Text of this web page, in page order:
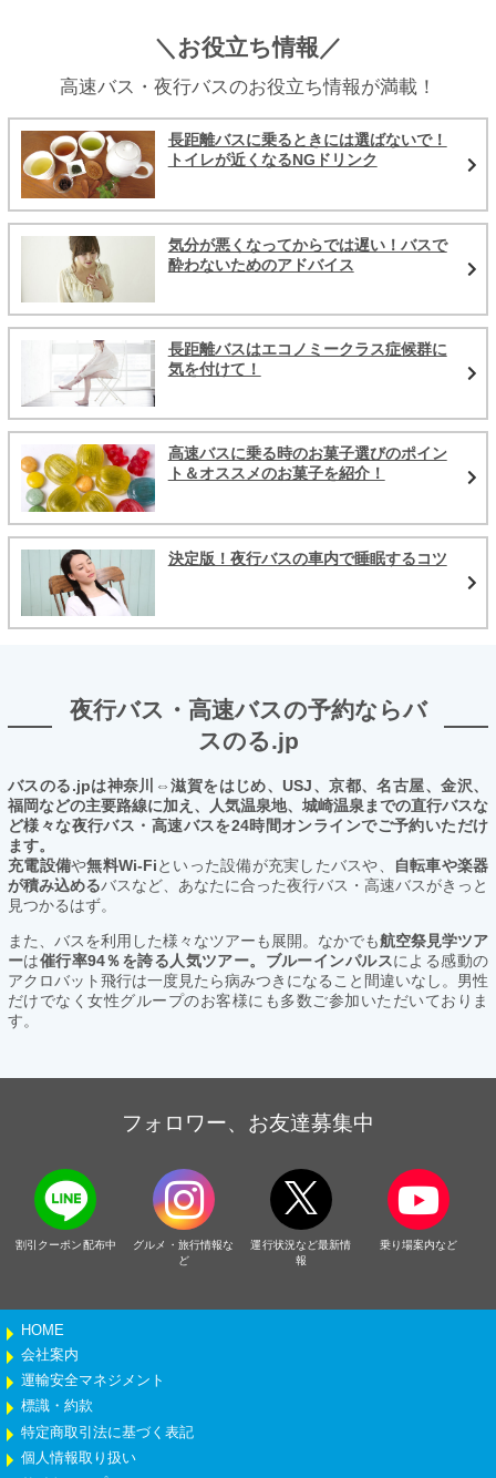
＼お役立ち情報／
高速バス・夜行バスのお役立ち情報が満載！
長距離バスに乗るときには選ばないで！
トイレが近くなるNGドリンク
気分が悪くなってからでは遅い！バスで
酔わないためのアドバイス
長距離バスはエコノミークラス症候群に
気を付けて！
高速バスに乗る時のお菓子選びのポイン
ト＆オススメのお菓子を紹介！
決定版！夜行バスの車内で睡眠するコツ
夜行バス・高速バスの予約ならバ
スのる.jp
バスのる.jpは神奈川⇔滋賀をはじめ、USJ、京都、名古屋、金沢、
福岡などの主要路線に加え、人気温泉地、城崎温泉までの直行バスな
ど様々な夜行バス・高速バスを24時間オンラインでご予約いただけ
ます。
充電設備や無料Wi-Fiといった設備が充実したバスや、
自転車や楽器
が積み込めるバスなど、あなたに合った夜行バス・高速バスがきっと
見つかるはず。
また、バスを利用した様々なツアーも展開。なかでも航空祭見学ツア
ーは催行率94％を誇る人気ツアー。ブルーインパルスによる感動の
アクロバット飛行は一度見たら病みつきになること間違いなし。男性
だけでなく女性グループのお客様にも多数ご参加いただいておりま
す。
フォロワー、お友達募集中
割引クーポン配布中
グルメ・旅行情報な
ど
運行状況など最新情
報
乗り場案内など
HOME
会社案内
運輸安全マネジメント
標識・約款
特定商取引法に基づく表記
個人情報取り扱い